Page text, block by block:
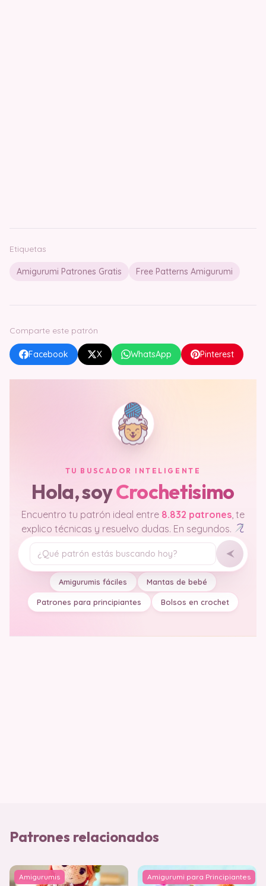
Etiquetas
Amigurumi Patrones Gratis Free Patterns Amigurumi
Comparte este patrón
Facebook X WhatsApp Pinterest
TU BUSCADOR INTELIGENTE
Hola, soyCrochetisimo
Encuentro tu patrón ideal entre 8.832 patrones , te
explico técnicas y resuelvo dudas. En segundos.
Tu pregunta
Amigurumis fáciles Mantas de bebé
Patrones para principiantes Bolsos en crochet
Patrones relacionados
Amigurumis Amigurumi para Principiantes